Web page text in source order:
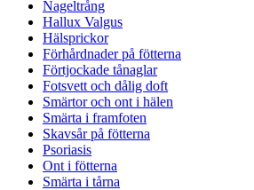
Nageltrång
Hallux Valgus
Hälsprickor
Förhårdnader på fötterna
Förtjockade tånaglar
Fotsvett och dålig doft
Smärtor och ont i hälen
Smärta i framfoten
Skavsår på fötterna
Psoriasis
Ont i fötterna
Smärta i tårna